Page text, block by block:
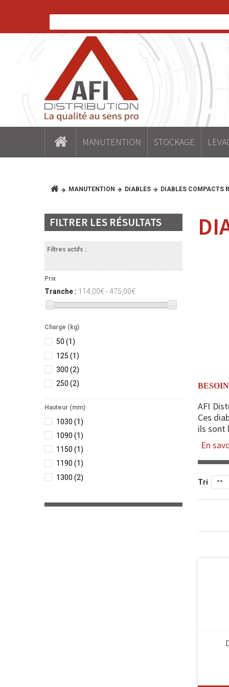
MANUTENTION STOCKAGE
MANUTENTION DIABLES DIABLES COMPACTS
FILTRER LES RÉSULTATS
Filtres actifs :
Prix
Tranche : 114,00€ - 475,00€
Charge (kg)
50 (1)
125 (1)
300 (2)
250 (2)
Hauteur (mm)
1030 (1)
1090 (1)
1150 (1)
1190 (1)
1300 (2)
AFI
Ces
ils sont
En
Tri --